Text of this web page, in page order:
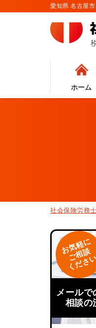
愛知県 名古屋
ホーム
社会保険労務
お気軽に
ご相談
ください
メールで
相談の